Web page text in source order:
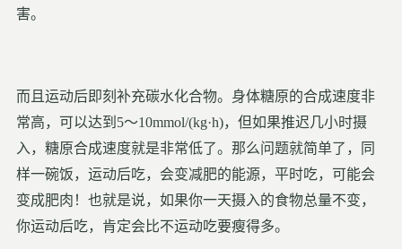
害。
而且运动后即刻补充碳水化合物。身体糖原的合成速度非
常高，可以达到5～10mmol/(kg·h)，但如果推迟几小时摄
入，糖原合成速度就是非常低了。那么问题就简单了，同
样一碗饭，运动后吃，会变减肥的能源，平时吃，可能会
变成肥肉！也就是说，如果你一天摄入的食物总量不变，
你运动后吃，肯定会比不运动吃要瘦得多。